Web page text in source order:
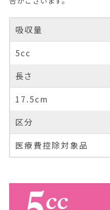
吸収量
5cc
長さ
17.5cm
区分
医療費控除対象品